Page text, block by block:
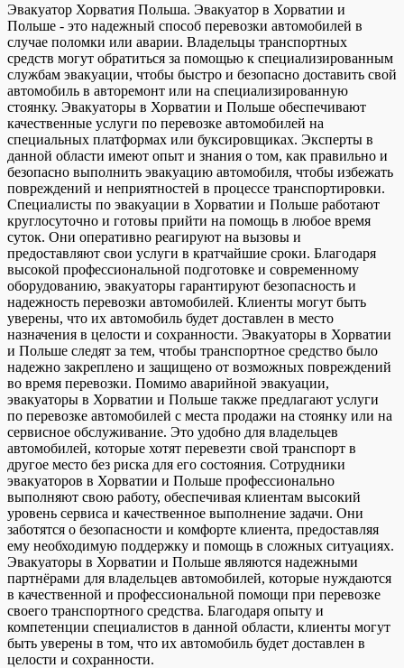
Эвакуатор Хорватия Польша. Эвакуатор в Хорватии и
Польше - это надежный способ перевозки автомобилей в
случае поломки или аварии. Владельцы транспортных
средств могут обратиться за помощью к специализированным
службам эвакуации, чтобы быстро и безопасно доставить свой
автомобиль в авторемонт или на специализированную
стоянку. Эвакуаторы в Хорватии и Польше обеспечивают
качественные услуги по перевозке автомобилей на
специальных платформах или буксировщиках. Эксперты в
данной области имеют опыт и знания о том, как правильно и
безопасно выполнить эвакуацию автомобиля, чтобы избежать
повреждений и неприятностей в процессе транспортировки.
Специалисты по эвакуации в Хорватии и Польше работают
круглосуточно и готовы прийти на помощь в любое время
суток. Они оперативно реагируют на вызовы и
предоставляют свои услуги в кратчайшие сроки. Благодаря
высокой профессиональной подготовке и современному
оборудованию, эвакуаторы гарантируют безопасность и
надежность перевозки автомобилей. Клиенты могут быть
уверены, что их автомобиль будет доставлен в место
назначения в целости и сохранности. Эвакуаторы в Хорватии
и Польше следят за тем, чтобы транспортное средство было
надежно закреплено и защищено от возможных повреждений
во время перевозки. Помимо аварийной эвакуации,
эвакуаторы в Хорватии и Польше также предлагают услуги
по перевозке автомобилей с места продажи на стоянку или на
сервисное обслуживание. Это удобно для владельцев
автомобилей, которые хотят перевезти свой транспорт в
другое место без риска для его состояния. Сотрудники
эвакуаторов в Хорватии и Польше профессионально
выполняют свою работу, обеспечивая клиентам высокий
уровень сервиса и качественное выполнение задачи. Они
заботятся о безопасности и комфорте клиента, предоставляя
ему необходимую поддержку и помощь в сложных ситуациях.
Эвакуаторы в Хорватии и Польше являются надежными
партнёрами для владельцев автомобилей, которые нуждаются
в качественной и профессиональной помощи при перевозке
своего транспортного средства. Благодаря опыту и
компетенции специалистов в данной области, клиенты могут
быть уверены в том, что их автомобиль будет доставлен в
целости и сохранности.